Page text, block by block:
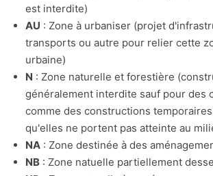
est interdite)
AU : Zone à urbaniser (projet
transports ou autre pour relier cette
urbaine)
N : Zone naturelle et forestière
généralement interdite sauf pour des
comme des constructions
qu'elles ne portent pas atteinte au
NA : Zone destinée à des
NB : Zone natuelle partiellement